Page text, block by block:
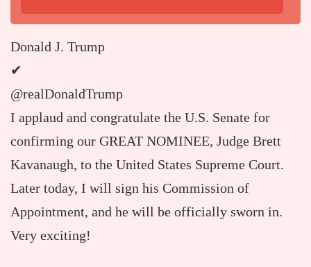
Donald J. Trump
✔
@realDonaldTrump
I applaud and congratulate the U.S. Senate for
confirming our GREAT NOMINEE, Judge Brett
Kavanaugh, to the United States Supreme Court.
Later today, I will sign his Commission of
Appointment, and he will be officially sworn in.
Very exciting!